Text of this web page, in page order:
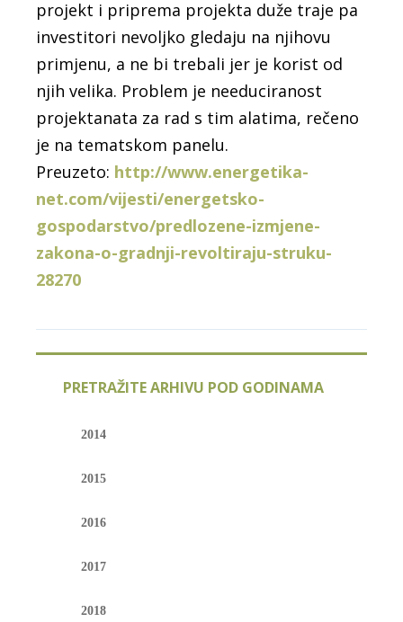
projekt i priprema projekta duže traje pa
investitori nevoljko gledaju na njihovu
primjenu, a ne bi trebali jer je korist od
njih velika. Problem je needuciranost
projektanata za rad s tim alatima, rečeno
je na tematskom panelu.
Preuzeto: http://www.energetika-
net.com/vijesti/energetsko-
gospodarstvo/predlozene-izmjene-
zakona-o-gradnji-revoltiraju-struku-
28270
PRETRAŽITE ARHIVU POD GODINAMA
2014
2015
2016
2017
2018